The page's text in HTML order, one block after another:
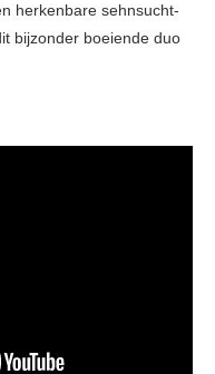
herkenbare sehnsucht-
bijzonder boeiende duo